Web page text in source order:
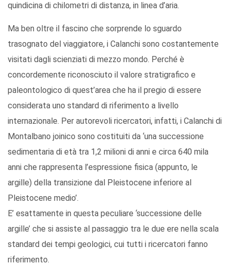
quindicina di chilometri di distanza, in linea d’aria.
Ma ben oltre il fascino che sorprende lo sguardo
trasognato del viaggiatore, i Calanchi sono costantemente
visitati dagli scienziati di mezzo mondo. Perché è
concordemente riconosciuto il valore stratigrafico e
paleontologico di quest’area che ha il pregio di essere
considerata uno standard di riferimento a livello
internazionale. Per autorevoli ricercatori, infatti, i Calanchi di
Montalbano joinico sono costituiti da ‘una successione
sedimentaria di età tra 1,2 milioni di anni e circa 640 mila
anni che rappresenta l’espressione fisica (appunto, le
argille) della transizione dal Pleistocene inferiore al
Pleistocene medio’.
E’ esattamente in questa peculiare ‘successione delle
argille’ che si assiste al passaggio tra le due ere nella scala
standard dei tempi geologici, cui tutti i ricercatori fanno
riferimento.